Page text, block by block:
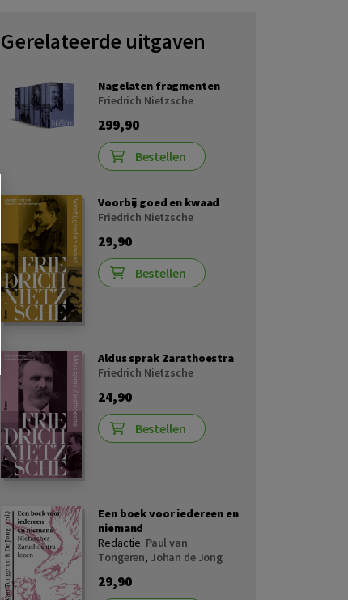
Gerelateerde uitgaven
Nagelaten fragmenten
Friedrich Nietzsche
299,90
Bestellen
Voorbij goed en kwaad
Friedrich Nietzsche
29,90
Bestellen
Aldus sprak Zarathoestra
Friedrich Nietzsche
24,90
Bestellen
Een boek voor iedereen en
niemand
Redactie: Paul van
Tongeren, Johan de Jong
29,90